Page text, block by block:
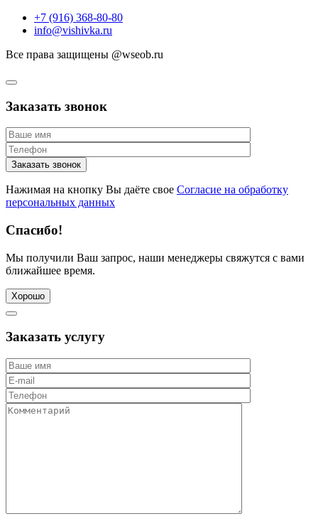
+7 (916) 368-80-80
info@vishivka.ru
Все права защищены @wseob.ru
Заказать звонок
Нажимая на кнопку Вы даёте свое Согласие на обработку
персональных данных
Спасибо!
Мы получили Ваш запрос, наши менеджеры свяжутся с вами
ближайшее время.
Хорошо
Заказать услугу